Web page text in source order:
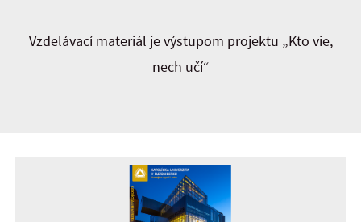
Vzdelávací materiál je výstupom projektu „Kto vie,
nech učí“